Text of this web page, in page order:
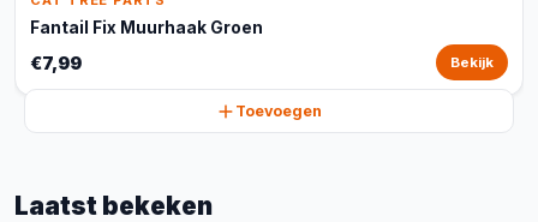
Fantail Fix Muurhaak Groen
€7,99 Bekijk
Toevoegen
Laatst bekeken